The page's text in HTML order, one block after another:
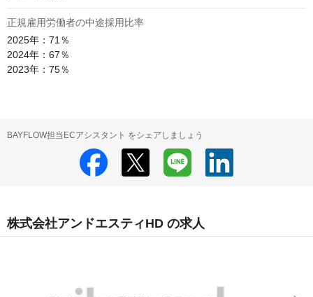
正規雇用労働者の中途採用比率
2025年：71％
2024年：67％
2023年：75％
BAYFLOW担当ECアシスタント をシェアしましょう
株式会社アンドエスティHD の求人